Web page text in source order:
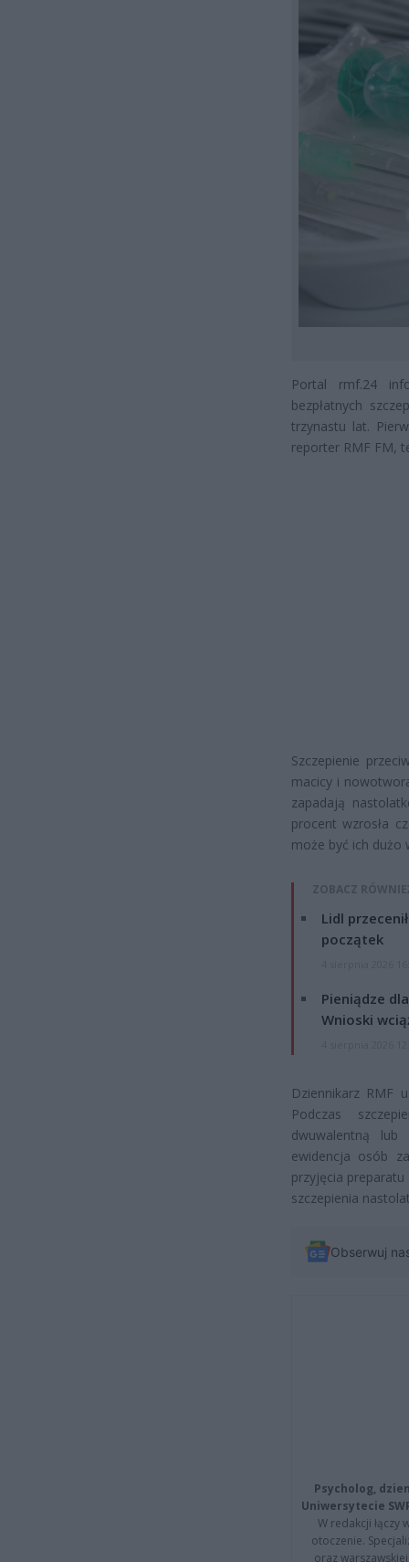
Portal rmf.24
bezpłatnych
trzynastu lat.
reporter RMF FM,
Szczepienie
macicy i
zapadają
procent wzrosła
może być ich dużo
ZOBACZ
Lidl
początek
Pieniądze
Wnioski
Dziennikarz RMF
Podczas
dwuwalentną lub
ewidencja osób
przyjęcia
szczepienia
Obserwuj
Psycholog,
Uniwersytecie
W redakcji łączy
otoczenie.
oraz